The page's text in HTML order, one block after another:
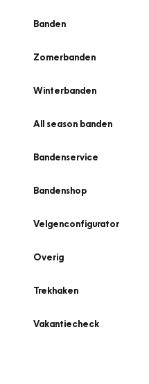
Banden
Zomerbanden
Winterbanden
All season banden
Bandenservice
Bandenshop
Velgenconfigurator
Overig
Trekhaken
Vakantiecheck